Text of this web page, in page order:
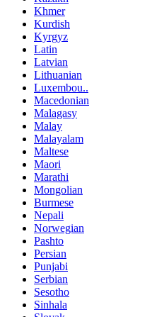
Khmer
Kurdish
Kyrgyz
Latin
Latvian
Lithuanian
Luxembou..
Macedonian
Malagasy
Malay
Malayalam
Maltese
Maori
Marathi
Mongolian
Burmese
Nepali
Norwegian
Pashto
Persian
Punjabi
Serbian
Sesotho
Sinhala